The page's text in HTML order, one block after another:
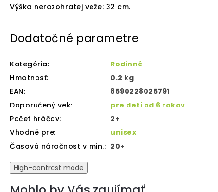
Výška nerozohratej veže: 32 cm.
Dodatočné parametre
Kategória:
Rodinné
Hmotnosť:
0.2 kg
EAN:
8590228025791
Doporučený vek:
pre deti od 6 rokov
Počet hráčov:
2+
Vhodné pre:
unisex
Časová náročnost v min.: 20+
High-contrast mode